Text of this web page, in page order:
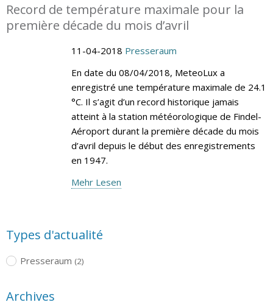
Record de température maximale pour la
première décade du mois d’avril
11-04-2018 Presseraum
En date du 08/04/2018, MeteoLux a
enregistré une température maximale de 24.1
°C. Il s’agit d’un record historique jamais
atteint à la station météorologique de Findel-
Aéroport durant la première décade du mois
d’avril depuis le début des enregistrements
en 1947.
Mehr Lesen
Types d'actualité
Presseraum (2)
Archives